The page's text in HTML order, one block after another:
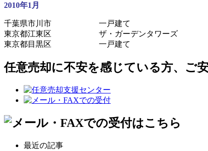
2010年1月
千葉県市川市 一戸建て
東京都江東区 ザ・ガーデンタワーズ
東京都目黒区 一戸建て
任意売却に不安を感じている方、ご
最近の記事